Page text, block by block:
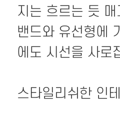
지는 흐르는 듯
밴드와 유선형에
에도 시선을 사로
스타일리쉬한 인